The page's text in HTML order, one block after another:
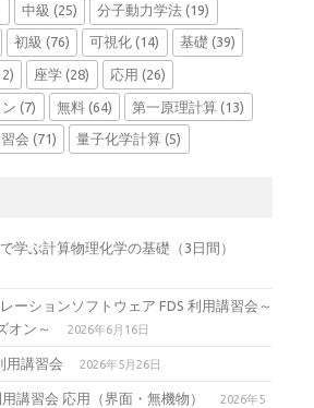
中級 (25) 分子動力学法 (19)
初級 (76) 可視化 (14) 基礎 (39)
座学 (28) 応用 (26)
(7) 無料(64) 第一原理計算 (13)
会 (71) 量子化学計算 (5)
学ぶ計算物理化学の基礎（3日間）
ーションソフトウェア FDS 利用講習会～
オン～
2026年6月16日
用講習会 2026年5月26日
講習会 応用（界面・無機物）
2026年5